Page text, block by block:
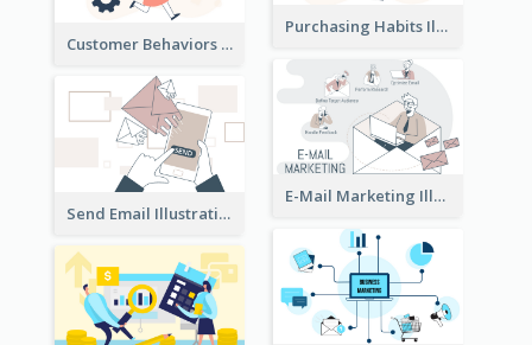
Purchasing Habits Illustration
Customer Behaviors Illustration
E-Mail Marketing Illustration
Send Email Illustration